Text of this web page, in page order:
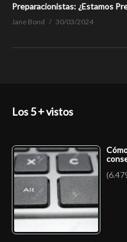
Preparacionistas: ¿Estamos
Jane Bond 30/03/2024
Los 5 + vistos